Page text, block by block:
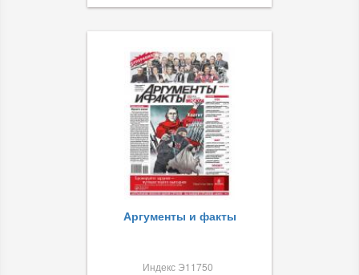
Аргументы и факты
Индекс Э11750